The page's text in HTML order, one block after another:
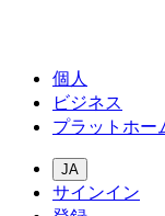
個人
ビジネス
プラットホー
JA
サインイン